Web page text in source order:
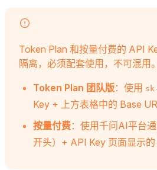
Token Plan 和按量付费的 API
隔离，必须配套使用，不可混用。
Token Plan 团队版：使用
Key + 上方表格中的 Base
按量付费：使用千问AI平台
开头）+ API Key 页面显示的